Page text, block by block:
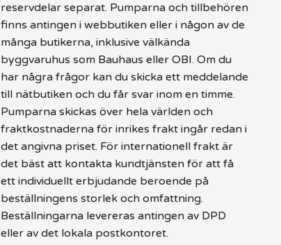
reservdelar separat. Pumparna och tillbehören
finns antingen i webbutiken eller i någon av de
många butikerna, inklusive välkända
byggvaruhus som Bauhaus eller OBI. Om du
har några frågor kan du skicka ett meddelande
till nätbutiken och du får svar inom en timme.
Pumparna skickas över hela världen och
fraktkostnaderna för inrikes frakt ingår redan i
det angivna priset. För internationell frakt är
det bäst att kontakta kundtjänsten för att få
ett individuellt erbjudande beroende på
beställningens storlek och omfattning.
Beställningarna levereras antingen av DPD
eller av det lokala postkontoret.